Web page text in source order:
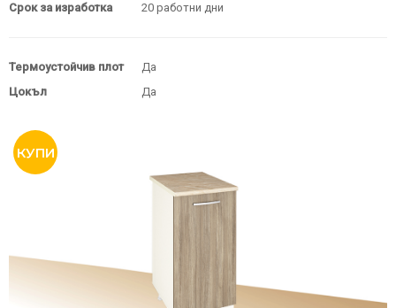
Срок за изработка
20 работни дни
Термоустойчив плот
Да
Цокъл
Да